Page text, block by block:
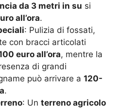
da 3 metri in su si
all’ora.
: Pulizia di fossati,
con bracci articolati
euro all’ora, mentre la
di grandi
può arrivare a 120-
.
: Un terreno agricolo